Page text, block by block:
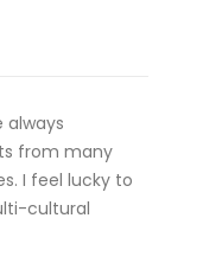
always
from many
I feel lucky to
cultural